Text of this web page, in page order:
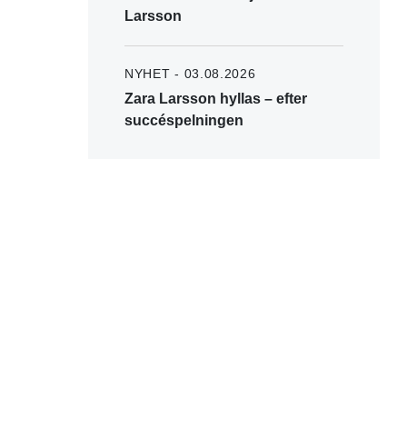
Larsson
NYHET - 03.08.2026
Zara Larsson hyllas – efter
succéspelningen